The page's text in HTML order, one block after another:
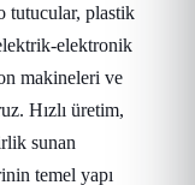
tutucular, plastik
elektronik
makineleri ve
Hızlı üretim,
sunan
temel yapı